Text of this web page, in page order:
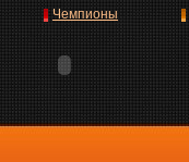
Чемпионы